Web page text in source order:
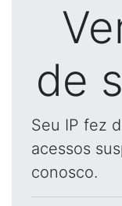
de
Seu IP fez
acessos
conosco.